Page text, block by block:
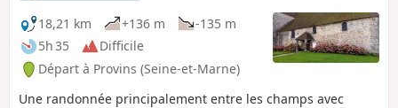
18,21 km
+136 m
-135 m
5h 35
Difficile
Départ à Provins (Seine-et-Marne)
Une randonnée principalement entre les champs avec